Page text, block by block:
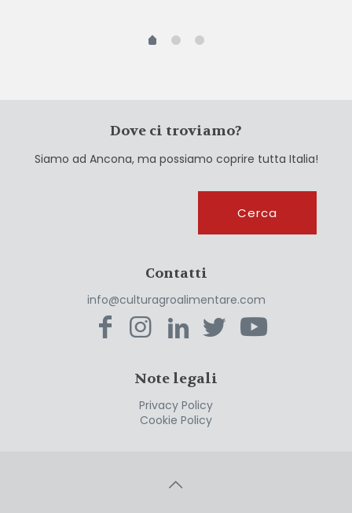
Dove ci troviamo?
Siamo ad Ancona, ma possiamo coprire tutta Italia!
Cerca
Contatti
info@culturagroalimentare.com
Note legali
Privacy Policy
Cookie Policy